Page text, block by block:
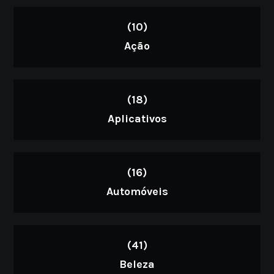
(10)
Ação
(18)
Aplicativos
(16)
Automóveis
(41)
Beleza